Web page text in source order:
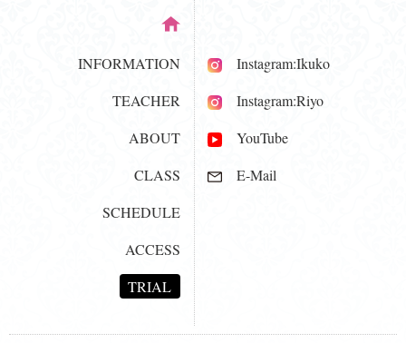
INFORMATION
TEACHER
ABOUT
CLASS
SCHEDULE
ACCESS
TRIAL
Instagram:Ikuko
Instagram:Riyo
YouTube
E-Mail